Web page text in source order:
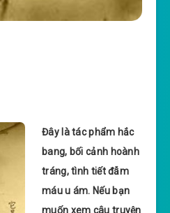
Đây là tác phẩm hắc
bang, bối cảnh hoành
tráng, tình tiết đẫm
máu u ám. Nếu bạn
muốn xem câu truyện